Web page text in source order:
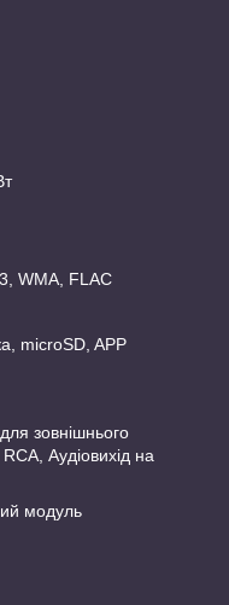
WMA, FLAC
microSD, APP
зовнішнього
Аудіовихід на
модуль